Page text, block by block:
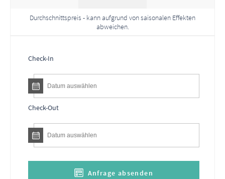
Durchschnittspreis - kann aufgrund von saisonalen Effekten
abweichen.
Check-In
Check-Out
Anfrage absenden